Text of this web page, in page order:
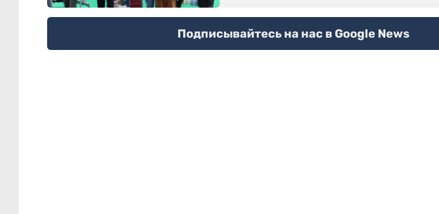
Подписывайтесь на нас в Google News